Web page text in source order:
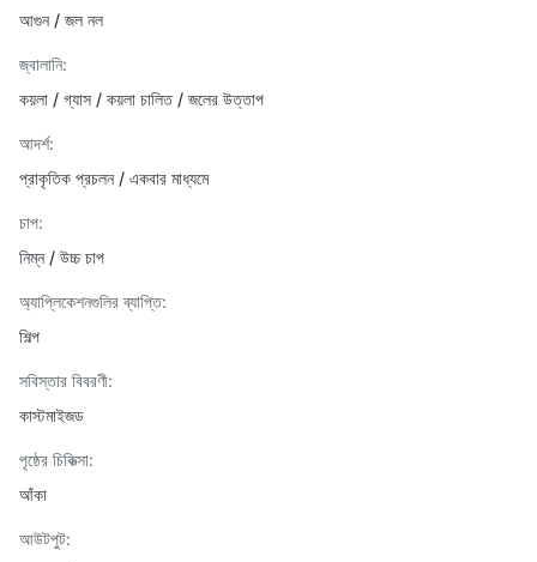
আগুন / জল নল
জ্বালানি:
কয়লা / গ্যাস / কয়লা চালিত / জলের উত্তাপ
আদর্শ:
প্রাকৃতিক প্রচলন / একবার মাধ্যমে
চাপ:
নিম্ন / উচ্চ চাপ
অ্যাপ্লিকেশনগুলির ব্যাপ্তি:
শিল্প
সবিস্তার বিবরণী:
কাস্টমাইজড
পৃষ্ঠের চিকিত্সা:
আঁকা
আউটপুট: